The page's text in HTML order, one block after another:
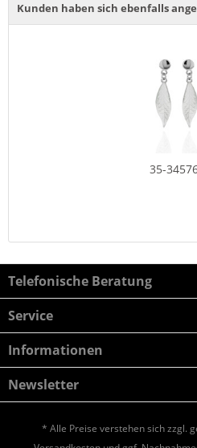
Kunden haben sich ebenfalls
35-
Telefonische Beratung
Service
Informationen
Newsletter
* Alle Preise verstehen sich zzgl.